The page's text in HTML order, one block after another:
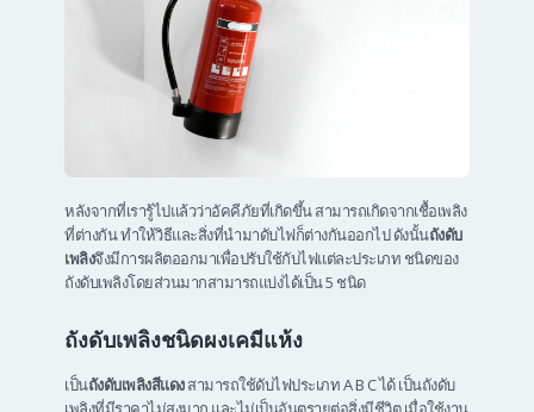
หลังจากที่เรารู้ไปแล้วว่าอัคคีภัยที่เกิดขึ้น สามารถเกิดจากเชื้อเพลิง
ที่ต่างกัน ทำให้วิธีและสิ่งที่นำมาดับไฟก็ต่างกันออกไป ดังนั้นถังดับ
เพลิงจึงมีการผลิตออกมาเพื่อปรับใช้กับไฟแต่ละประเภท ชนิดของ
ถังดับเพลิงโดยส่วนมากสามารถแบ่งได้เป็น 5 ชนิด
ถังดับเพลิงชนิดผงเคมีแห้ง
เป็นถังดับเพลิงสีแดงสามารถใช้ดับไฟประเภท A B C ได้ เป็นถังดับ